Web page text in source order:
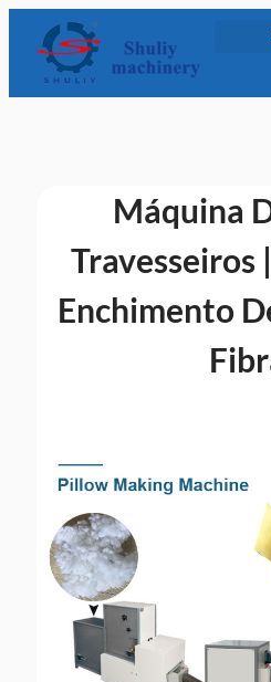
Máquina
Travesseiros
Enchimento